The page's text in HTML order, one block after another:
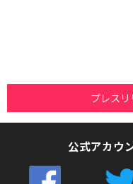
プレス
公式アカウ